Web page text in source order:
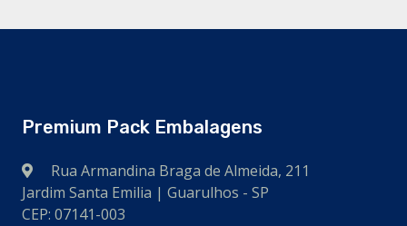
Premium Pack Embalagens
Rua Armandina Braga de Almeida, 211
Jardim Santa Emilia | Guarulhos - SP
CEP: 07141-003